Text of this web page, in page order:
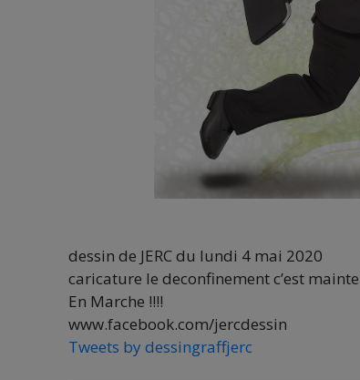
dessin de JERC du lundi 4 mai 2020
caricature le deconfinement c’est
En Marche !!!!
www.facebook.com/jercdessin
Tweets by dessingraffjerc